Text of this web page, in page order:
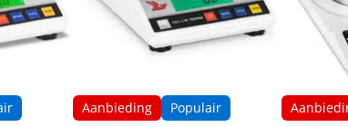
Aanbieding Populair